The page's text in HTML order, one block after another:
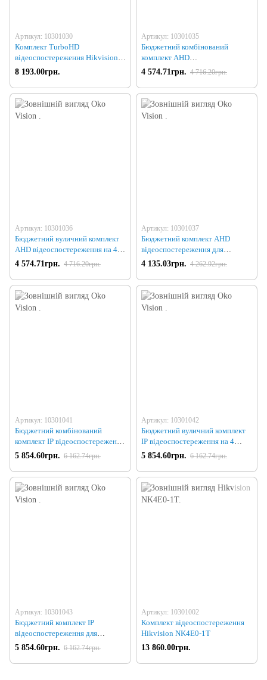
Артикул: 10301030
Комплект TurboHD
відеоспостереження Hikvision
DS-J142I/7104HGHI-SH
8 193.00грн.
Артикул: 10301035
Бюджетний комбінований
комплект AHD
відеоспостереження на 4 камери
4 574.71грн. 4 716.20грн.
Артикул: 10301036
Бюджетний вуличний комплект
AHD відеоспостереження на 4
камери
4 574.71грн. 4 716.20грн.
Артикул: 10301037
Бюджетний комплект AHD
відеоспостереження для
приміщення на 4 камери
4 135.03грн. 4 262.92грн.
Артикул: 10301041
Бюджетний комбінований
комплект IP відеоспостереження
на 4 камери
5 854.60грн. 6 162.74грн.
Артикул: 10301042
Бюджетний вуличний комплект
IP відеоспостереження на 4
камери
5 854.60грн. 6 162.74грн.
Артикул: 10301043
Бюджетний комплект IP
відеоспостереження для
приміщення на 4 камери
5 854.60грн. 6 162.74грн.
Артикул: 10301002
Комплект відеоспостереження
Hikvision NK4E0-1T
13 860.00грн.